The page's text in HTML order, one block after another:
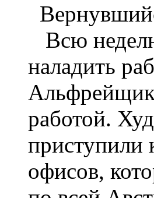
Всю
наладить
работой.
приступили
офисов,